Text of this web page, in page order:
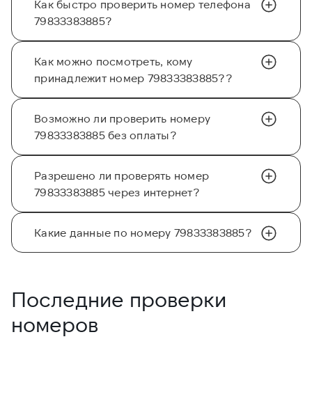
Как быстро проверить номер телефона
79833383885?
Как можно посмотреть, кому
принадлежит номер 79833383885??
Возможно ли проверить номеру
79833383885 без оплаты?
Разрешено ли проверять номер
79833383885 через интернет?
Какие данные по номеру 79833383885?
Последние проверки
номеров